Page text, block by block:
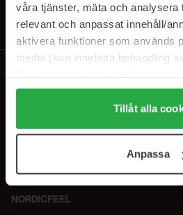
våra tjänster, mäta och analysera
relevant och anpassat innehåll/
aktivera funktioner som används
media (kan innefatta behandling
Genom att trycka på "Tillåt alla
alla cookies, medan du under
användningen av cookies. Du kan
samt vår Integritetspolicy.
Tillåt alla
Anpassa
Genom att prenumerera accepterar du
Avprenumerera när som helst.
NORDICFEEL